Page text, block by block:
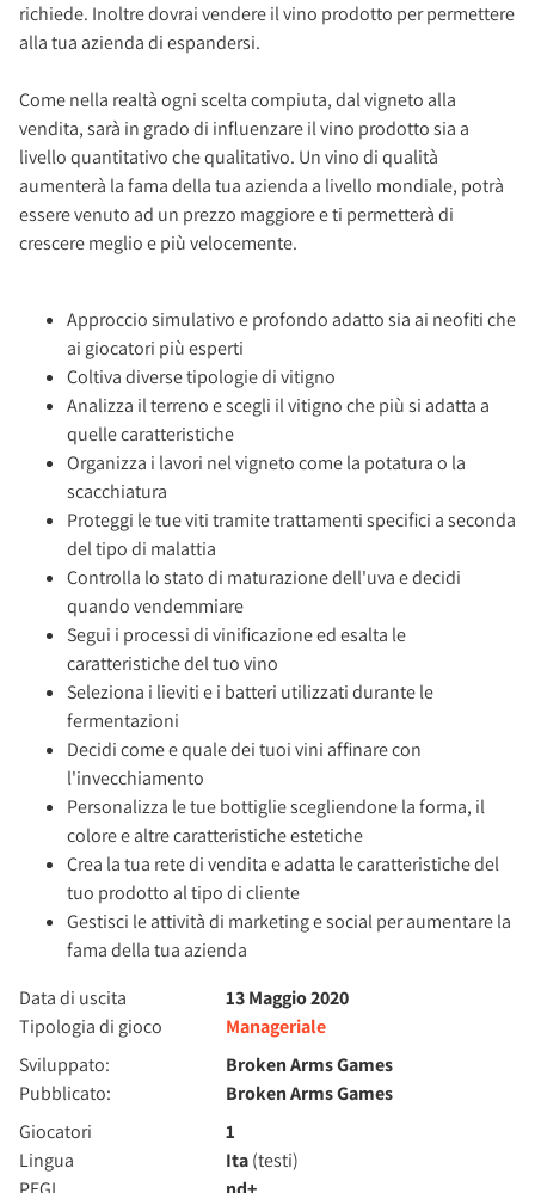
richiede. Inoltre dovrai vendere il vino prodotto per permettere
alla tua azienda di espandersi.
Come nella realtà ogni scelta compiuta, dal vigneto alla
vendita, sarà in grado di influenzare il vino prodotto sia a
livello quantitativo che qualitativo. Un vino di qualità
aumenterà la fama della tua azienda a livello mondiale, potrà
essere venuto ad un prezzo maggiore e ti permetterà di
crescere meglio e più velocemente.
Approccio simulativo e profondo adatto sia ai neofiti che
ai giocatori più esperti
Coltiva diverse tipologie di vitigno
Analizza il terreno e scegli il vitigno che più si adatta a
quelle caratteristiche
Organizza i lavori nel vigneto come la potatura o la
scacchiatura
Proteggi le tue viti tramite trattamenti specifici a seconda
del tipo di malattia
Controlla lo stato di maturazione dell'uva e decidi
quando vendemmiare
Segui i processi di vinificazione ed esalta le
caratteristiche del tuo vino
Seleziona i lieviti e i batteri utilizzati durante le
fermentazioni
Decidi come e quale dei tuoi vini affinare con
l'invecchiamento
Personalizza le tue bottiglie scegliendone la forma, il
colore e altre caratteristiche estetiche
Crea la tua rete di vendita e adatta le caratteristiche del
tuo prodotto al tipo di cliente
Gestisci le attività di marketing e social per aumentare la
fama della tua azienda
Data di uscita
13 Maggio 2020
Tipologia di gioco
Manageriale
Sviluppato:
Broken Arms Games
Pubblicato:
Broken Arms Games
Giocatori
1
Lingua
Ita(testi)